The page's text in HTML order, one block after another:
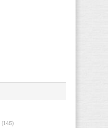
(145)